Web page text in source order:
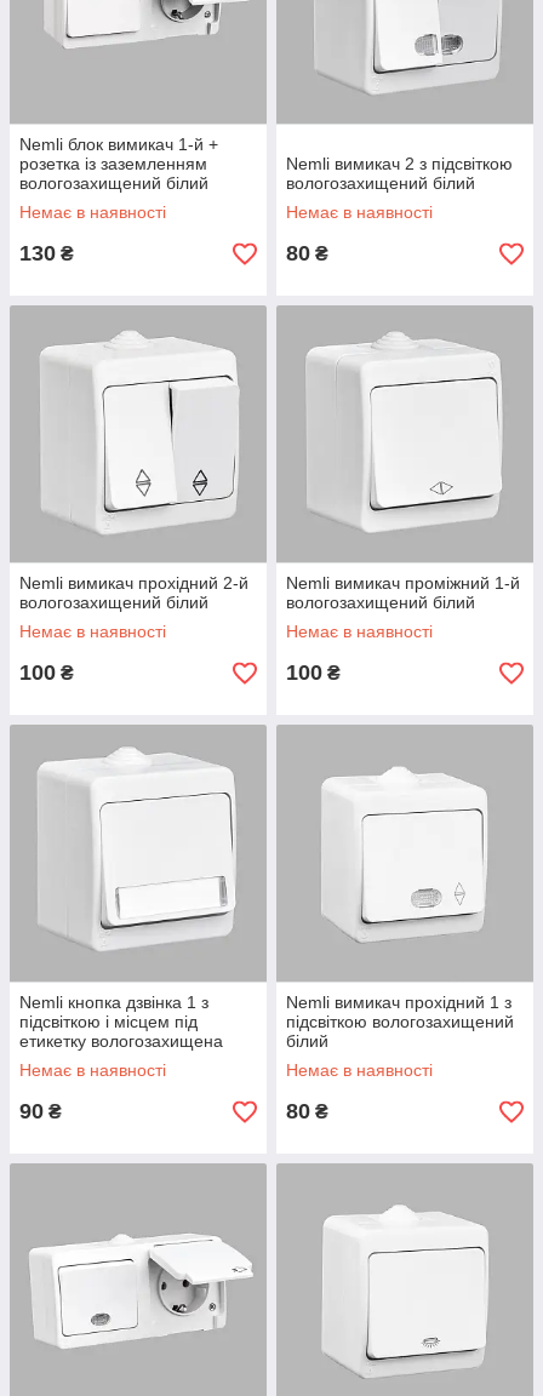
Nemli блок вимикач 1-й +
розетка із заземленням
вологозахищений білий
Немає в наявності
130 ₴
Nemli вимикач 2 з підсвіткою
вологозахищений білий
Немає в наявності
80 ₴
Nemli вимикач прохідний 2-й
вологозахищений білий
Немає в наявності
100 ₴
Nemli вимикач проміжний 1-й
вологозахищений білий
Немає в наявності
100 ₴
Nemli кнопка дзвінка 1 з
підсвіткою і місцем під
етикетку вологозахищена
біла
Немає в наявності
90 ₴
Nemli вимикач прохідний 1 з
підсвіткою вологозахищений
білий
Немає в наявності
80 ₴